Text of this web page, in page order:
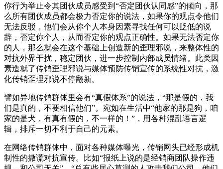
你行为举止令其团伙成员感受到“否定团伙认同感”的倾向，那
么所有团伙成员都会极力否定你的说法，如果你的观点令他们
无法反驳，他们会从你个人本身因素寻找任何可以贬低的说
辞，否定你个人，从而否定你的观点正确性。如果无法否定你
的人，那么就会在这个基础上创造新的歪理邪说，来整体性的
对抗外界干扰，稳定团伙，进一步控制内部成员情绪。此类因
素造就了传销歪理邪说与媒体预防传销宣传的系统性对抗，激
化传销歪理邪说不停翻新。
譬如异地传销群体里会有“真假体系”的说法，“那是假的，我
们是真的，不要相信他们”。宛如在生活中“他家的那是狗，咱
家的是犬，有真有假的，不一样的！”，用各种混乱语言逻
辑，排斥一切不利于自己的元素。
在网络传销群体中，面对各种媒体曝光，传销网头已经形成机
制性的撒谎对抗宣传。比如“报纸上说的是经销商团队操作违